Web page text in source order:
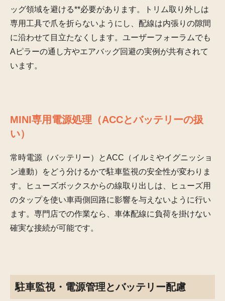
ッグ領域を避ける**必要があります。トリム取り外しは
専用工具で爪を折らないようにし、配線は内張りの隙間
に沿わせて目立たなくします。ユーザーフォーラムでも
Aピラーの通し方やエアバッグ回避の実例が共有されて
います。
MINI専用電源処理（ACCとバッテリーの扱
い）
常時電源（バッテリー）とACC（イルミやイグニッショ
ン連動）をどう分けるかで駐車監視の安全性が変わりま
す。ヒューズボックスからの線取り出しは、ヒューズ用
のタップを使い車両側回路に影響を与えないように行い
ます。専門店での作業なら、車体配線に負荷を掛けない
確実な接続が可能です。
駐車監視・電源管理とバッテリー配慮